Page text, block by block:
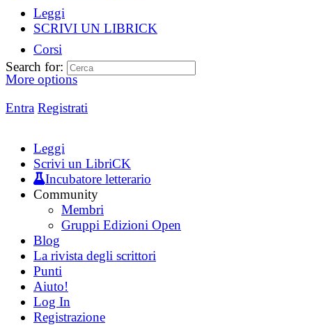
Leggi
SCRIVI UN LIBRICK
Corsi
More options
Entra Registrati
Search for:
Leggi
Scrivi un LibriCK
Incubatore letterario
Community
Membri
Gruppi Edizioni Open
Blog
La rivista degli scrittori
Punti
Aiuto!
Log In
Registrazione